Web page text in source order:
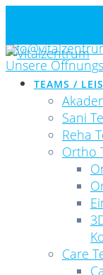
content
Unsere
TEAMS /
Sani
Reha
Ortho
Care